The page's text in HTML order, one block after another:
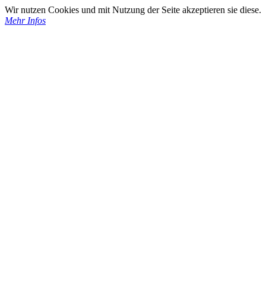
Wir nutzen Cookies und mit Nutzung der Seite akzeptieren sie diese.
Mehr Infos